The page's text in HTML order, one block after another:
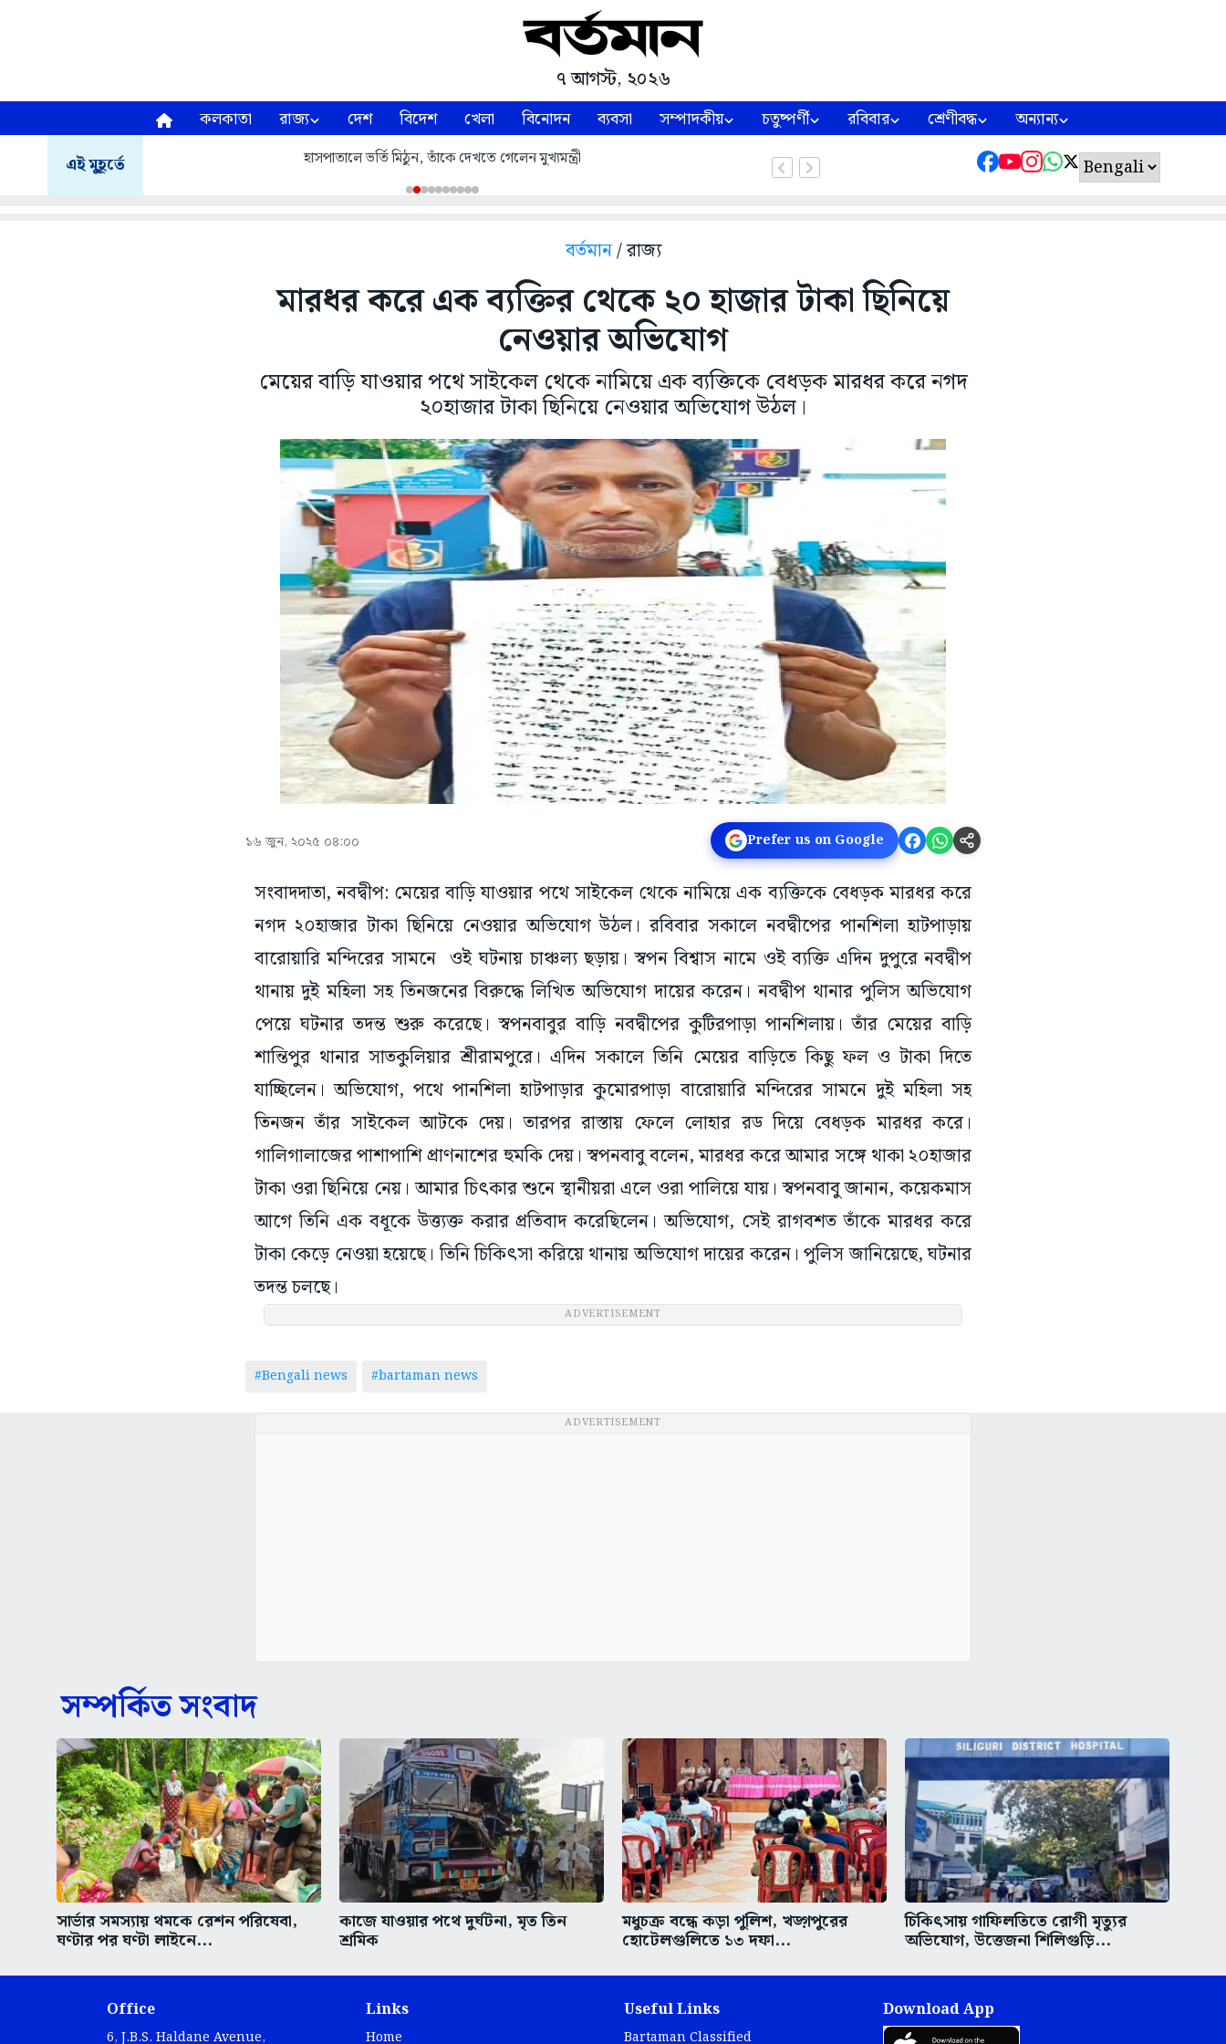
৭ আগস্ট, ২০২৬
কলকাতা রাজ্য দেশ বিদেশ খেলা বিনোদন ব্যবসা সম্পাদকীয় চতুষ্পর্ণী রবিবার শ্রেণীবদ্ধ অন্যান্য
এই মুহূর্তে হাসপাতালে ভর্তি মিঠুন, তাঁকে দেখতে গেলেন মুখ্যমন্ত্রী
বর্তমান/ রাজ্য
মারধর করে এক ব্যক্তির থেকে ২০ হাজার টাকা ছিনিয়ে
নেওয়ার অভিযোগ
মেয়ের বাড়ি যাওয়ার পথে সাইকেল থেকে নামিয়ে এক ব্যক্তিকে বেধড়ক মারধর করে নগদ
২০হাজার টাকা ছিনিয়ে নেওয়ার অভিযোগ উঠল।
১৬ জুন, ২০২৫ ০৪:০০ Prefer us on Google
সংবাদদাতা, নবদ্বীপ: মেয়ের বাড়ি যাওয়ার পথে সাইকেল থেকে নামিয়ে এক ব্যক্তিকে বেধড়ক মারধর করে
নগদ ২০হাজার টাকা ছিনিয়ে নেওয়ার অভিযোগ উঠল। রবিবার সকালে নবদ্বীপের পানশিলা হাটপাড়ায়
বারোয়ারি মন্দিরের সামনে ওই ঘটনায় চাঞ্চল্য ছড়ায়। স্বপন বিশ্বাস নামে ওই ব্যক্তি এদিন দুপুরে নবদ্বীপ
থানায় দুই মহিলা সহ তিনজনের বিরুদ্ধে লিখিত অভিযোগ দায়ের করেন। নবদ্বীপ থানার পুলিস অভিযোগ
পেয়ে ঘটনার তদন্ত শুরু করেছে। স্বপনবাবুর বাড়ি নবদ্বীপের কুটিরপাড়া পানশিলায়। তাঁর মেয়ের বাড়ি
শান্তিপুর থানার সাতকুলিয়ার শ্রীরামপুরে। এদিন সকালে তিনি মেয়ের বাড়িতে কিছু ফল ও টাকা দিতে
যাচ্ছিলেন। অভিযোগ, পথে পানশিলা হাটপাড়ার কুমোরপাড়া বারোয়ারি মন্দিরের সামনে দুই মহিলা সহ
তিনজন তাঁর সাইকেল আটকে দেয়। তারপর রাস্তায় ফেলে লোহার রড দিয়ে বেধড়ক মারধর করে।
গালিগালাজের পাশাপাশি প্রাণনাশের হুমকি দেয়। স্বপনবাবু বলেন, মারধর করে আমার সঙ্গে থাকা ২০হাজার
টাকা ওরা ছিনিয়ে নেয়। আমার চিৎকার শুনে স্থানীয়রা এলে ওরা পালিয়ে যায়। স্বপনবাবু জানান, কয়েকমাস
আগে তিনি এক বধূকে উত্ত্যক্ত করার প্রতিবাদ করেছিলেন। অভিযোগ, সেই রাগবশত তাঁকে মারধর করে
টাকা কেড়ে নেওয়া হয়েছে। তিনি চিকিৎসা করিয়ে থানায় অভিযোগ দায়ের করেন। পুলিস জানিয়েছে, ঘটনার
তদন্ত চলছে।
ADVERTISEMENT
#Bengali news #bartaman news
ADVERTISEMENT
সম্পর্কিত সংবাদ
সার্ভার সমস্যায় থমকে রেশন পরিষেবা,
ঘণ্টার পর ঘণ্টা লাইনে...
কাজে যাওয়ার পথে দুর্ঘটনা, মৃত তিন
শ্রমিক
মধুচক্র বন্ধে কড়া পুলিশ, খড়্গপুরের
হোটেলগুলিতে ১৩ দফা...
চিকিৎসায় গাফিলতিতে রোগী মৃত্যুর
অভিযোগ, উত্তেজনা শিলিগুড়ি...
Office
6, J.B.S. Haldane Avenue,
Links
Home
Useful Links
Bartaman Classified
Download App